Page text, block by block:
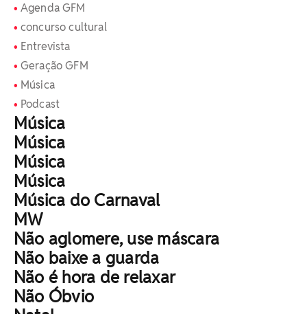
Agenda GFM
concurso cultural
Entrevista
Geração GFM
Música
Podcast
Música
Música
Música
Música
Música do Carnaval
MW
Não aglomere, use máscara
Não baixe a guarda
Não é hora de relaxar
Não Óbvio